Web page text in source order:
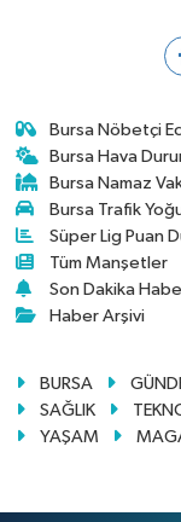
Bursa Nöbetçi
Bursa Hava
Bursa Namaz
Bursa Trafik
Süper Lig Puan
Tüm Manşetler
Son Dakika
Haber Arşivi
BURSA
SAĞLIK
YAŞAM